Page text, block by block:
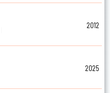
2012
2025